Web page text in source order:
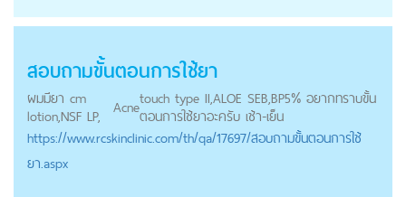
สอบถามขั้นตอนการใช้ยา
ผมมียา cm
lotion,NSF LP,
Acnetouch type II,ALOE SEB,BP5% อยากทราบขั้น
ตอนการใช้ยาอะครับ เช้า-เย็น
https://www.rcskinclinic.com/th/qa/17697/สอบถามขั้นตอนการใช้
ยา.aspx